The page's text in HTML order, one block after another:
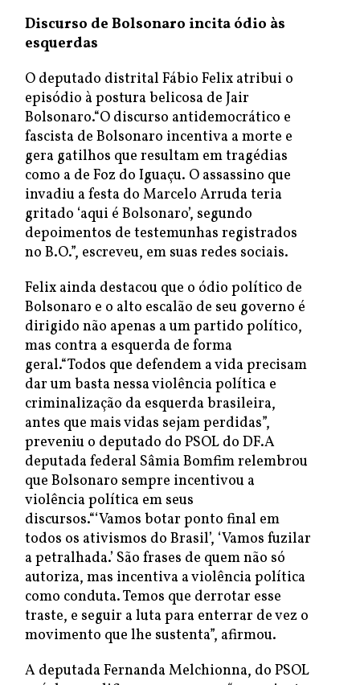
Discurso de Bolsonaro incita ódio às
esquerdas
O deputado distrital Fábio Felix atribui o
episódio à postura belicosa de Jair
Bolsonaro.“O discurso antidemocrático e
fascista de Bolsonaro incentiva a morte e
gera gatilhos que resultam em tragédias
como a de Foz do Iguaçu. O assassino que
invadiu a festa do Marcelo Arruda teria
gritado ‘aqui é Bolsonaro’, segundo
depoimentos de testemunhas registrados
no B.O.”, escreveu, em suas redes sociais.
Felix ainda destacou que o ódio político de
Bolsonaro e o alto escalão de seu governo é
dirigido não apenas a um partido político,
mas contra a esquerda de forma
geral.“Todos que defendem a vida precisam
dar um basta nessa violência política e
criminalização da esquerda brasileira,
antes que mais vidas sejam perdidas”,
preveniu o deputado do PSOL do DF.A
deputada federal Sâmia Bomfim relembrou
que Bolsonaro sempre incentivou a
violência política em seus
discursos.“‘Vamos botar ponto final em
todos os ativismos do Brasil’, ‘Vamos fuzilar
a petralhada.’ São frases de quem não só
autoriza, mas incentiva a violência política
como conduta. Temos que derrotar esse
traste, e seguir a luta para enterrar de vez o
movimento que lhe sustenta”, afirmou.
A deputada Fernanda Melchionna, do PSOL